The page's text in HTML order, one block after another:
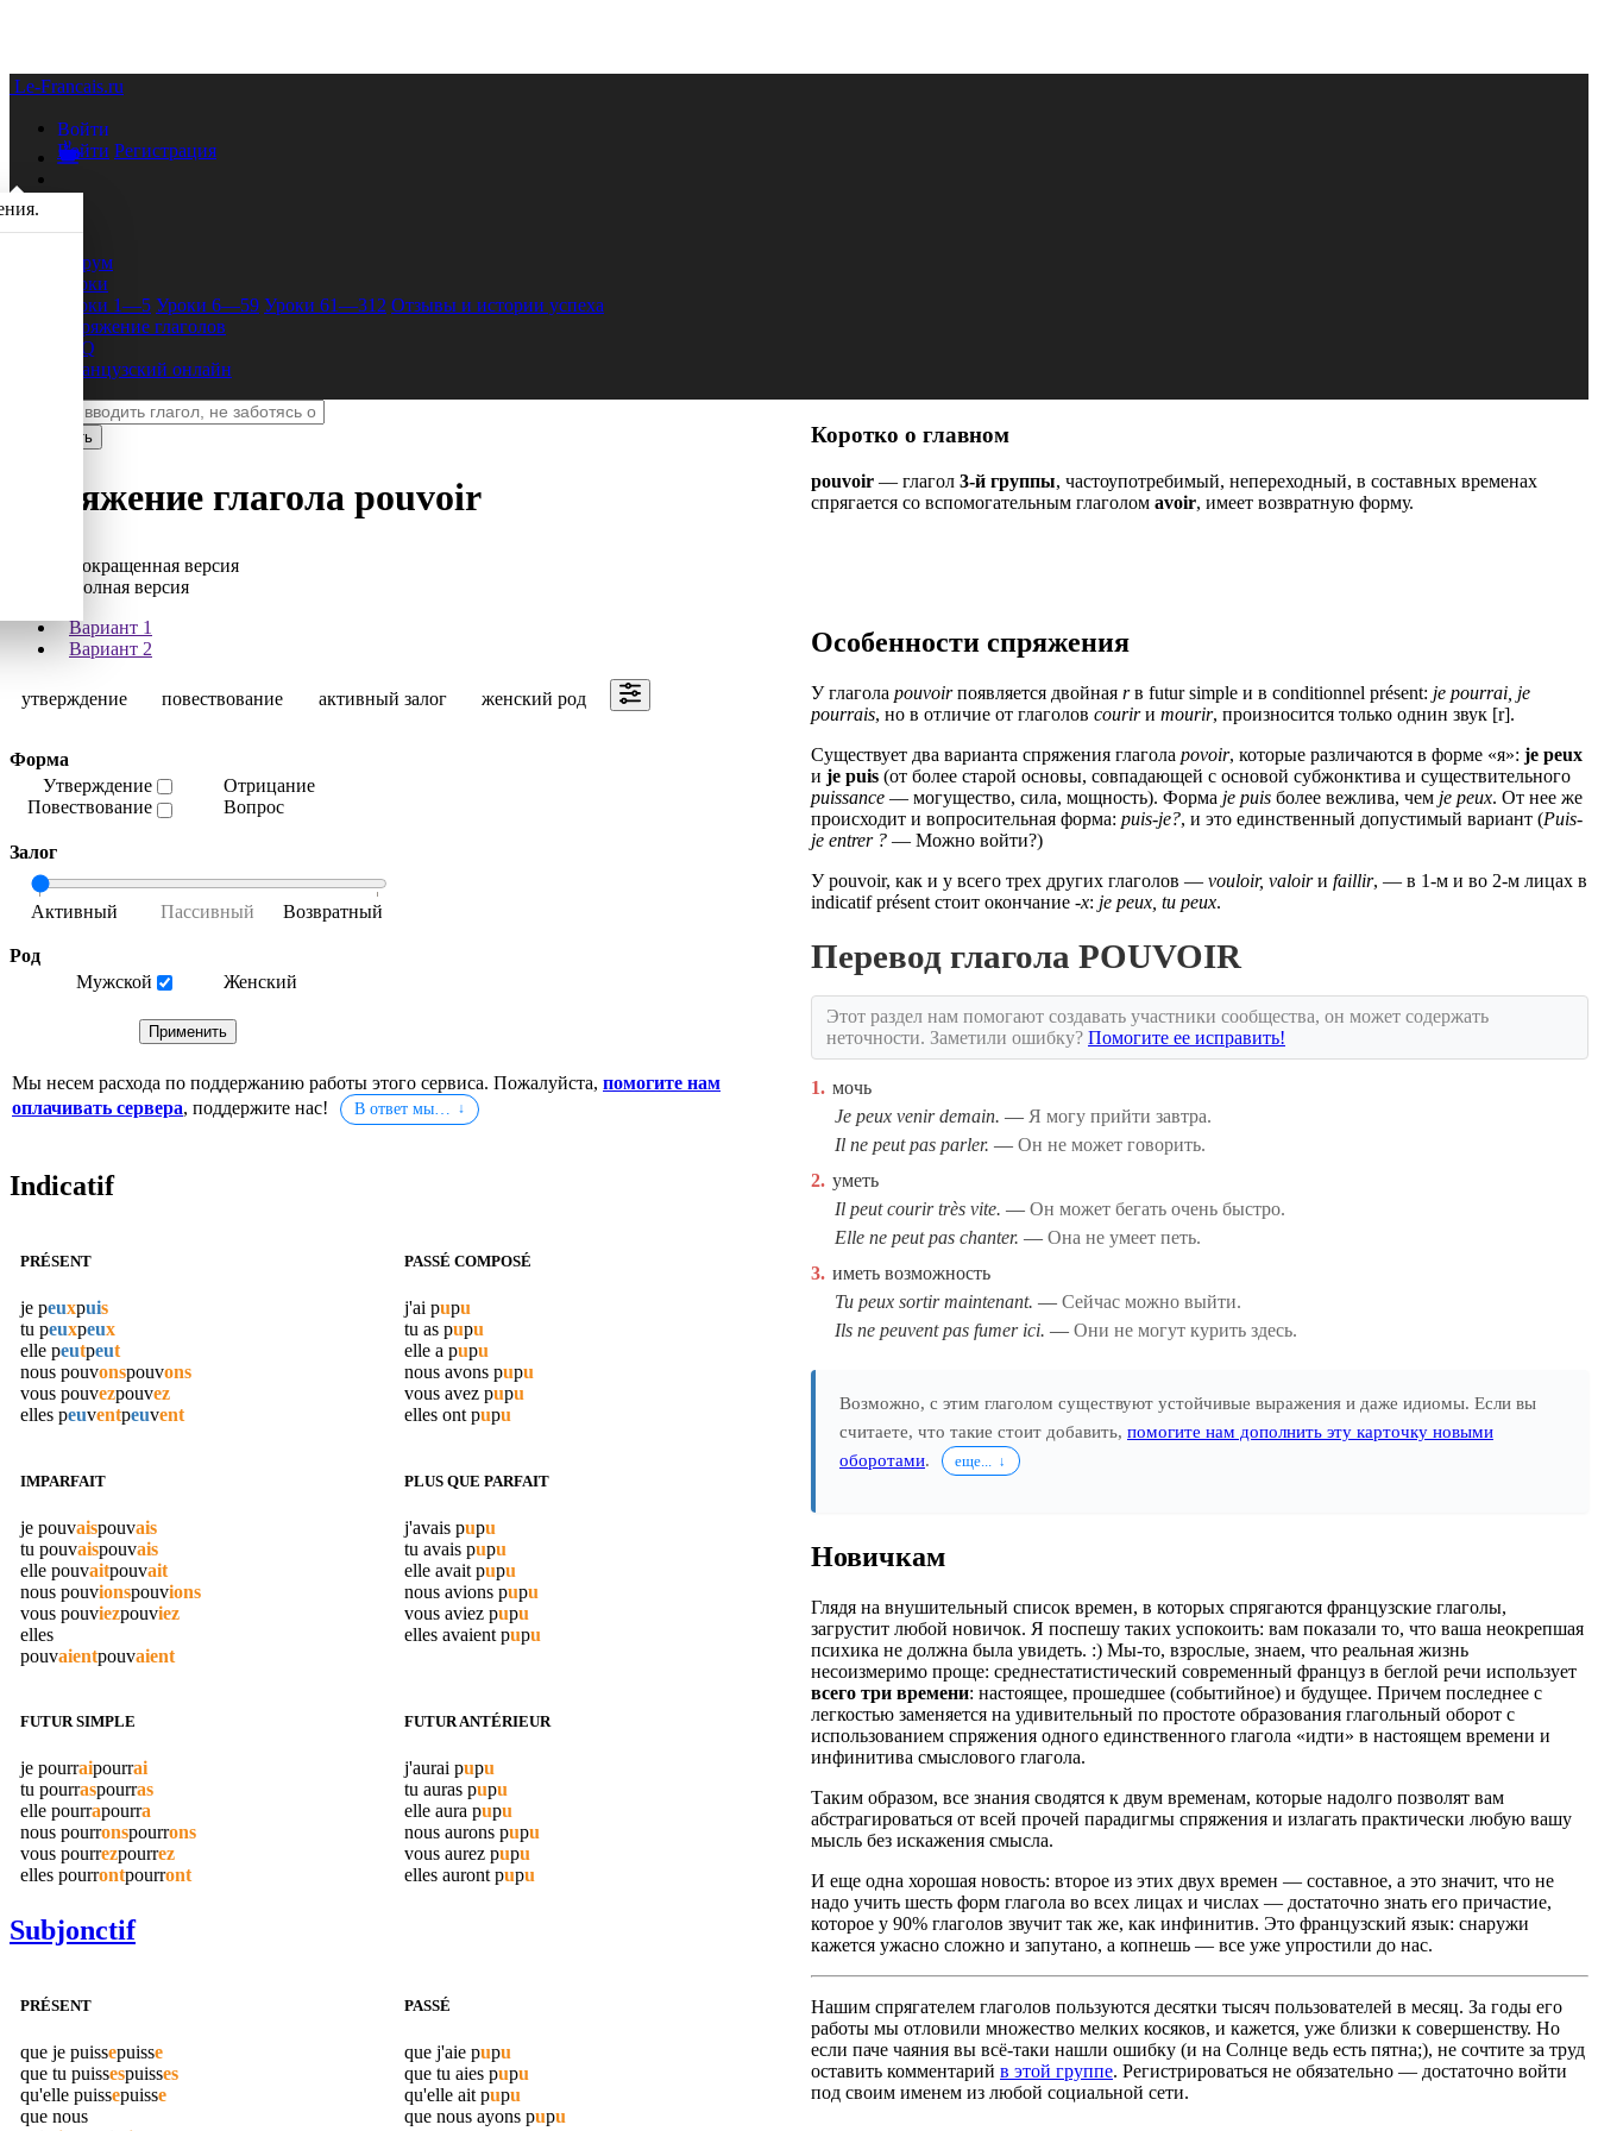
Le-Francais.ru
Войти
Войти Регистрация
Форум
Уроки
Уроки 1—5 Уроки 6—59 Уроки 61—312 Отзывы и истории успеха
Спряжение глаголов
FAQ
Французский онлайн
Спряжение глагола pouvoir
Сокращенная версия
Полная версия
Вариант 1
Вариант 2
утверждение повествование активный залог женский род
Форма
Утверждение
Повествование
Отрицание
Вопрос
Залог
Род
Мужской
Женский
Мы несем расхода по поддержанию работы этого сервиса. Пожалуйста, помогите нам
оплачивать сервера, поддержите нас! В ответ мы…
Indicatif
PRÉSENT
je peuxpuis
tu peuxpeux
elle peutpeut
nous pouvonspouvons
vous pouvezpouvez
elles peuventpeuvent
PASSÉ COMPOSÉ
j'ai pupu
tu as pupu
elle a pupu
nous avons pupu
vous avez pupu
elles ont pupu
IMPARFAIT
je pouvaispouvais
tu pouvaispouvais
elle pouvaitpouvait
nous pouvionspouvions
vous pouviezpouviez
elles
pouvaientpouvaient
PLUS QUE PARFAIT
j'avais pupu
tu avais pupu
elle avait pupu
nous avions pupu
vous aviez pupu
elles avaient pupu
FUTUR SIMPLE
je pourraipourrai
tu pourraspourras
elle pourrapourra
nous pourronspourrons
vous pourrezpourrez
elles pourrontpourront
FUTUR ANTÉRIEUR
j'aurai pupu
tu auras pupu
elle aura pupu
nous aurons pupu
vous aurez pupu
elles auront pupu
Subjonctif
PRÉSENT
que je puissepuisse
que tu puissespuisses
qu'elle puissepuisse
que nous
PASSÉ
que j'aie pupu
que tu aies pupu
qu'elle ait pupu
que nous ayons pupu
Коротко о главном
pouvoir — глагол 3-й группы, частоупотребимый, непереходный, в составных временах
спрягается со вспомогательным глаголом avoir, имеет возвратную форму.
Особенности спряжения
У глагола pouvoirпоявляется двойная rв futur simple и в conditionnel présent: je pourrai, je
pourrais, но в отличие от глаголов courirи mourir, произносится только однин звук [r].
Существует два варианта спряжения глагола povoir, которые различаются в форме «я»: je peux
и je puis (от более старой основы, совпадающей с основой субжонктива и существительного
puissance — могущество, сила, мощность). Форма je puis более вежлива, чем je peux. От нее же
происходит и вопросительная форма: puis-je?, и это единственный допустимый вариант (Puis-
je entrer ? — Можно войти?)
У pouvoir, как и у всего трех других глаголов — vouloir, valoirи faillir, — в 1-м и во 2-м лицах в
indicatif présent стоит окончание -x: je peux, tu peux.
Перевод глагола POUVOIR
Этот раздел нам помогают создавать участники сообщества, он может содержать
неточности. Заметили ошибку? Помогите ее исправить!
1. мочь
Je peux venir demain.
Я могу прийти завтра.
Il ne peut pas parler.
Он не может говорить.
2. уметь
Il peut courir très vite.
Он может бегать очень быстро.
Elle ne peut pas chanter.
Она не умеет петь.
3. иметь возможность
Tu peux sortir maintenant.
Сейчас можно выйти.
Ils ne peuvent pas fumer ici.
Они не могут курить здесь.
Возможно, с этим глаголом существуют устойчивые выражения и даже идиомы. Если вы
считаете, что такие стоит добавить, помогите нам дополнить эту карточку новыми
оборотами. еще...
Новичкам
Глядя на внушительный список времен, в которых спрягаются французские глаголы,
загрустит любой новичок. Я поспешу таких успокоить: вам показали то, что ваша неокрепшая
психика не должна была увидеть. :) Мы-то, взрослые, знаем, что реальная жизнь
несоизмеримо проще: среднестатистический современный француз в беглой речи использует
всего три времени: настоящее, прошедшее (событийное) и будущее. Причем последнее с
легкостью заменяется на удивительный по простоте образования глагольный оборот с
использованием спряжения одного единственного глагола «идти» в настоящем времени и
инфинитива смыслового глагола.
Таким образом, все знания сводятся к двум временам, которые надолго позволят вам
абстрагироваться от всей прочей парадигмы спряжения и излагать практически любую вашу
мысль без искажения смысла.
И еще одна хорошая новость: второе из этих двух времен — составное, а это значит, что не
надо учить шесть форм глагола во всех лицах и числах — достаточно знать его причастие,
которое у 90% глаголов звучит так же, как инфинитив. Это французский язык: снаружи
кажется ужасно сложно и запутано, а копнешь — все уже упростили до нас.
Нашим спрягателем глаголов пользуются десятки тысяч пользователей в месяц. За годы его
работы мы отловили множество мелких косяков, и кажется, уже близки к совершенству. Но
если паче чаяния вы всё-таки нашли ошибку (и на Солнце ведь есть пятна;), не сочтите за труд
оставить комментарий в этой группе. Регистрироваться не обязательно — достаточно войти
под своим именем из любой социальной сети.